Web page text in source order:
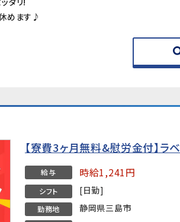
めます♪
【寮費3ヶ月無料&慰労金付】ラ
給与 時給1,241円
シフト [日勤]
勤務地 静岡県三島市